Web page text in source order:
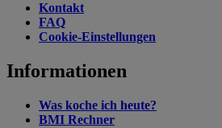
Kontakt
FAQ
Cookie-Einstellungen
Informationen
Was koche ich heute?
BMI Rechner